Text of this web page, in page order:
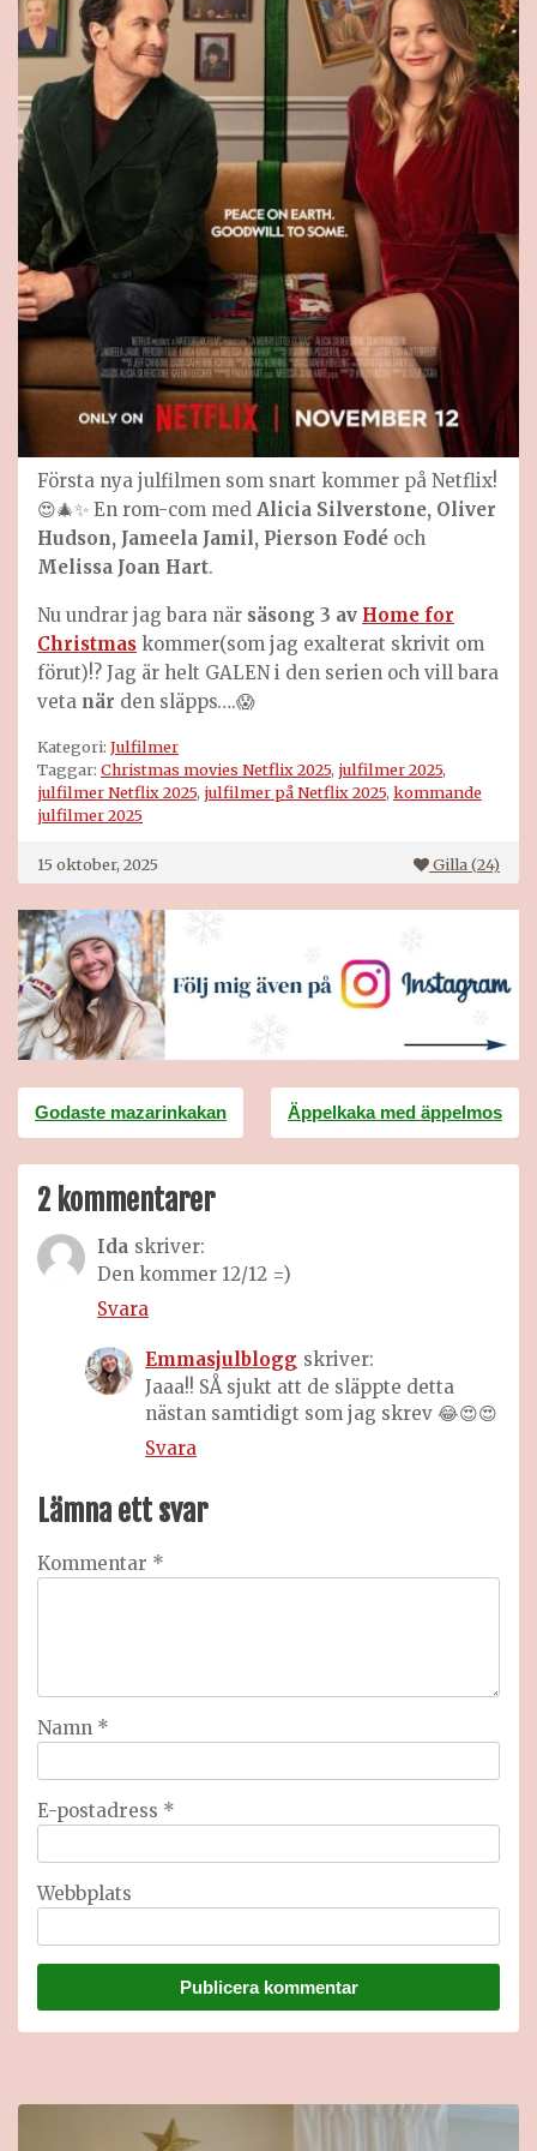
Första nya julfilmen som snart kommer på Netflix!
😍🎄✨ En rom-com med Alicia Silverstone, Oliver
Hudson, Jameela Jamil, Pierson Fodé och
Melissa Joan Hart.
Nu undrar jag bara när säsong 3 av Home for
Christmas kommer(som jag exalterat skrivit om
förut)!? Jag är helt GALEN i den serien och vill bara
veta när den släpps….😱
Kategori: Julfilmer
Taggar: Christmas movies Netflix 2025, julfilmer 2025,
julfilmer Netflix 2025, julfilmer på Netflix 2025, kommande
julfilmer 2025
15 oktober, 2025 Gilla (24)
Inläggsnavigering
Godaste mazarinkakan Äppelkaka med äppelmos
2 kommentarer
Ida skriver:
Den kommer 12/12 =)
Svara
Emmasjulblogg skriver:
Jaaa!! SÅ sjukt att de släppte detta
nästan samtidigt som jag skrev 😂😍😍
Svara
Lämna ett svar
Kommentar *
Namn *
E-postadress *
Webbplats